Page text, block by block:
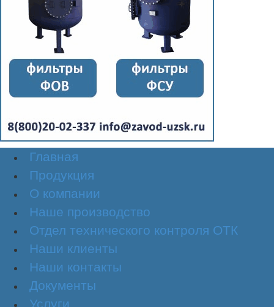
Главная
Продукция
О компании
Наше производство
Отдел технического контроля ОТК
Наши клиенты
Наши контакты
Документы
Услуги